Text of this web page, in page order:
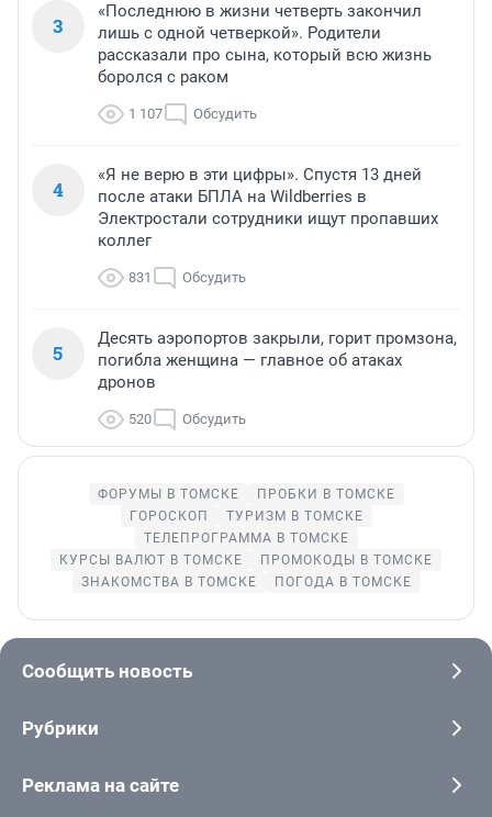
3
«Последнюю в жизни четверть закончил
лишь с одной четверкой». Родители
рассказали про сына, который всю жизнь
боролся с раком
1 107 Обсудить
4
«Я не верю в эти цифры». Спустя 13 дней
после атаки БПЛА на Wildberries в
Электростали сотрудники ищут пропавших
коллег
831 Обсудить
5
Десять аэропортов закрыли, горит промзона,
погибла женщина — главное об атаках
дронов
520 Обсудить
ФОРУМЫ В ТОМСКЕ
ПРОБКИ В ТОМСКЕ
ГОРОСКОП
ТУРИЗМ В ТОМСКЕ
ТЕЛЕПРОГРАММА В ТОМСКЕ
КУРСЫ ВАЛЮТ В ТОМСКЕ
ПРОМОКОДЫ В ТОМСКЕ
ЗНАКОМСТВА В ТОМСКЕ
ПОГОДА В ТОМСКЕ
Сообщить новость
Рубрики
Реклама на сайте